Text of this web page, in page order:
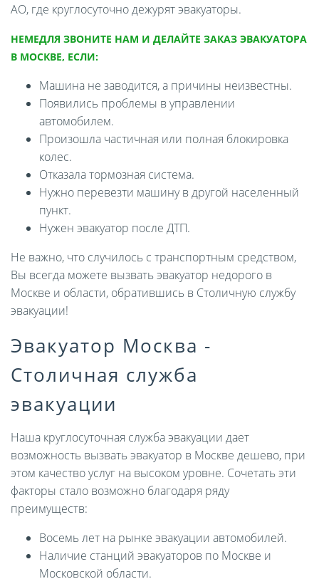
АО, где круглосуточно дежурят эвакуаторы.
НЕМЕДЛЯ ЗВОНИТЕ НАМ И ДЕЛАЙТЕ ЗАКАЗ ЭВАКУАТОРА
В МОСКВЕ, ЕСЛИ:
Машина не заводится, а причины неизвестны.
Появились проблемы в управлении
автомобилем.
Произошла частичная или полная блокировка
колес.
Отказала тормозная система.
Нужно перевезти машину в другой населенный
пункт.
Нужен эвакуатор после ДТП.
Не важно, что случилось с транспортным средством,
Вы всегда можете вызвать эвакуатор недорого в
Москве и области, обратившись в Столичную службу
эвакуации!
Эвакуатор Москва -
Столичная служба
эвакуации
Наша круглосуточная служба эвакуации дает
возможность вызвать эвакуатор в Москве дешево, при
этом качество услуг на высоком уровне. Сочетать эти
факторы стало возможно благодаря ряду
преимуществ:
Восемь лет на рынке эвакуации автомобилей.
Наличие станций эвакуаторов по Москве и
Московской области.